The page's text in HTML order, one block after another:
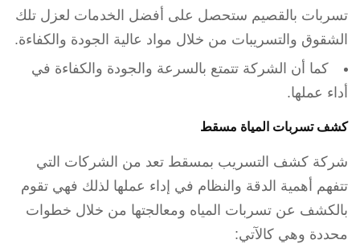
تسربات بالقصيم ستحصل على أفضل الخدمات لعزل تلك
الشقوق والتسريبات من خلال مواد عالية الجودة والكفاءة.
كما أن الشركة تتمتع بالسرعة والجودة والكفاءة في
أداء عملها.
كشف تسربات المياة مسقط
شركة كشف التسريب بمسقط تعد من الشركات التي
تتفهم أهمية الدقة والنظام في إداء عملها لذلك فهي تقوم
بالكشف عن تسربات المياه ومعالجتها من خلال خطوات
محددة وهي كالآتي: